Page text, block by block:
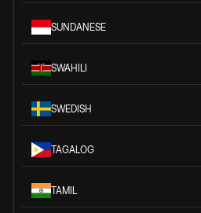
SUNDANESE
SWAHILI
SWEDISH
TAGALOG
TAMIL